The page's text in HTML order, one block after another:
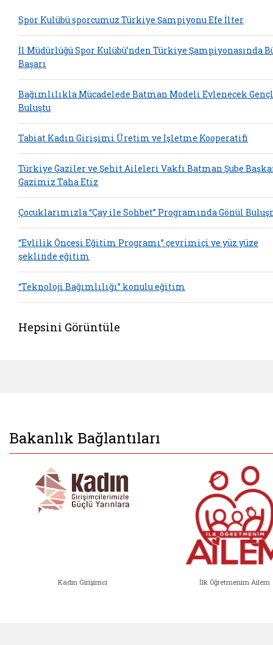
Spor Kulübü sporcumuz Türkiye Şampiyonu Efe İlter
İl Müdürlüğü Spor Kulübü’nden Türkiye Şampiyonasında
Başarı
Bağımlılıkla Mücadelede Batman Modeli Evlenecek
Buluştu
Tabiat Kadın Girişimi Üretim ve İşletme Kooperatifi
Türkiye Gaziler ve Şehit Aileleri Vakfı Batman Şube
Gazimiz Taha Etiz
Çocuklarımızla “Çay ile Sohbet” Programında Gönül
“Evlilik Öncesi Eğitim Programı” çevrimiçi ve yüz yüze
şeklinde eğitim
“Teknoloji Bağımlılığı” konulu eğitim
Hepsini Görüntüle
Bakanlık Bağlantıları
Kadın Girişimci İlk Öğretmenim Ailem